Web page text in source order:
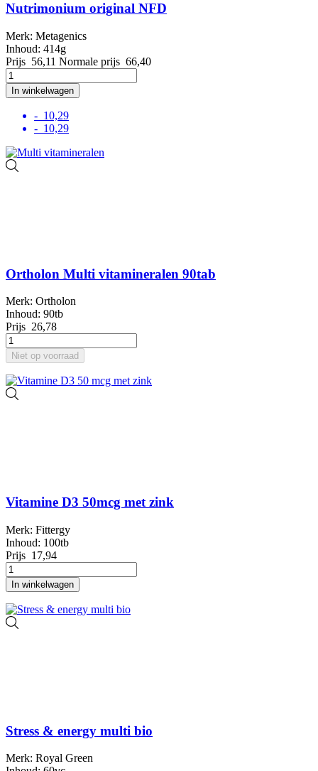
Nutrimonium original NFD
Merk: Metagenics
Inhoud: 414g
Prijs 56,11 Normale prijs 66,40
In winkelwagen
- 10,29
- 10,29
Ortholon Multi vitamineralen 90tab
Merk: Ortholon
Inhoud: 90tb
Prijs 26,78
Niet op voorraad
Vitamine D3 50mcg met zink
Merk: Fittergy
Inhoud: 100tb
Prijs 17,94
In winkelwagen
Stress & energy multi bio
Merk: Royal Green